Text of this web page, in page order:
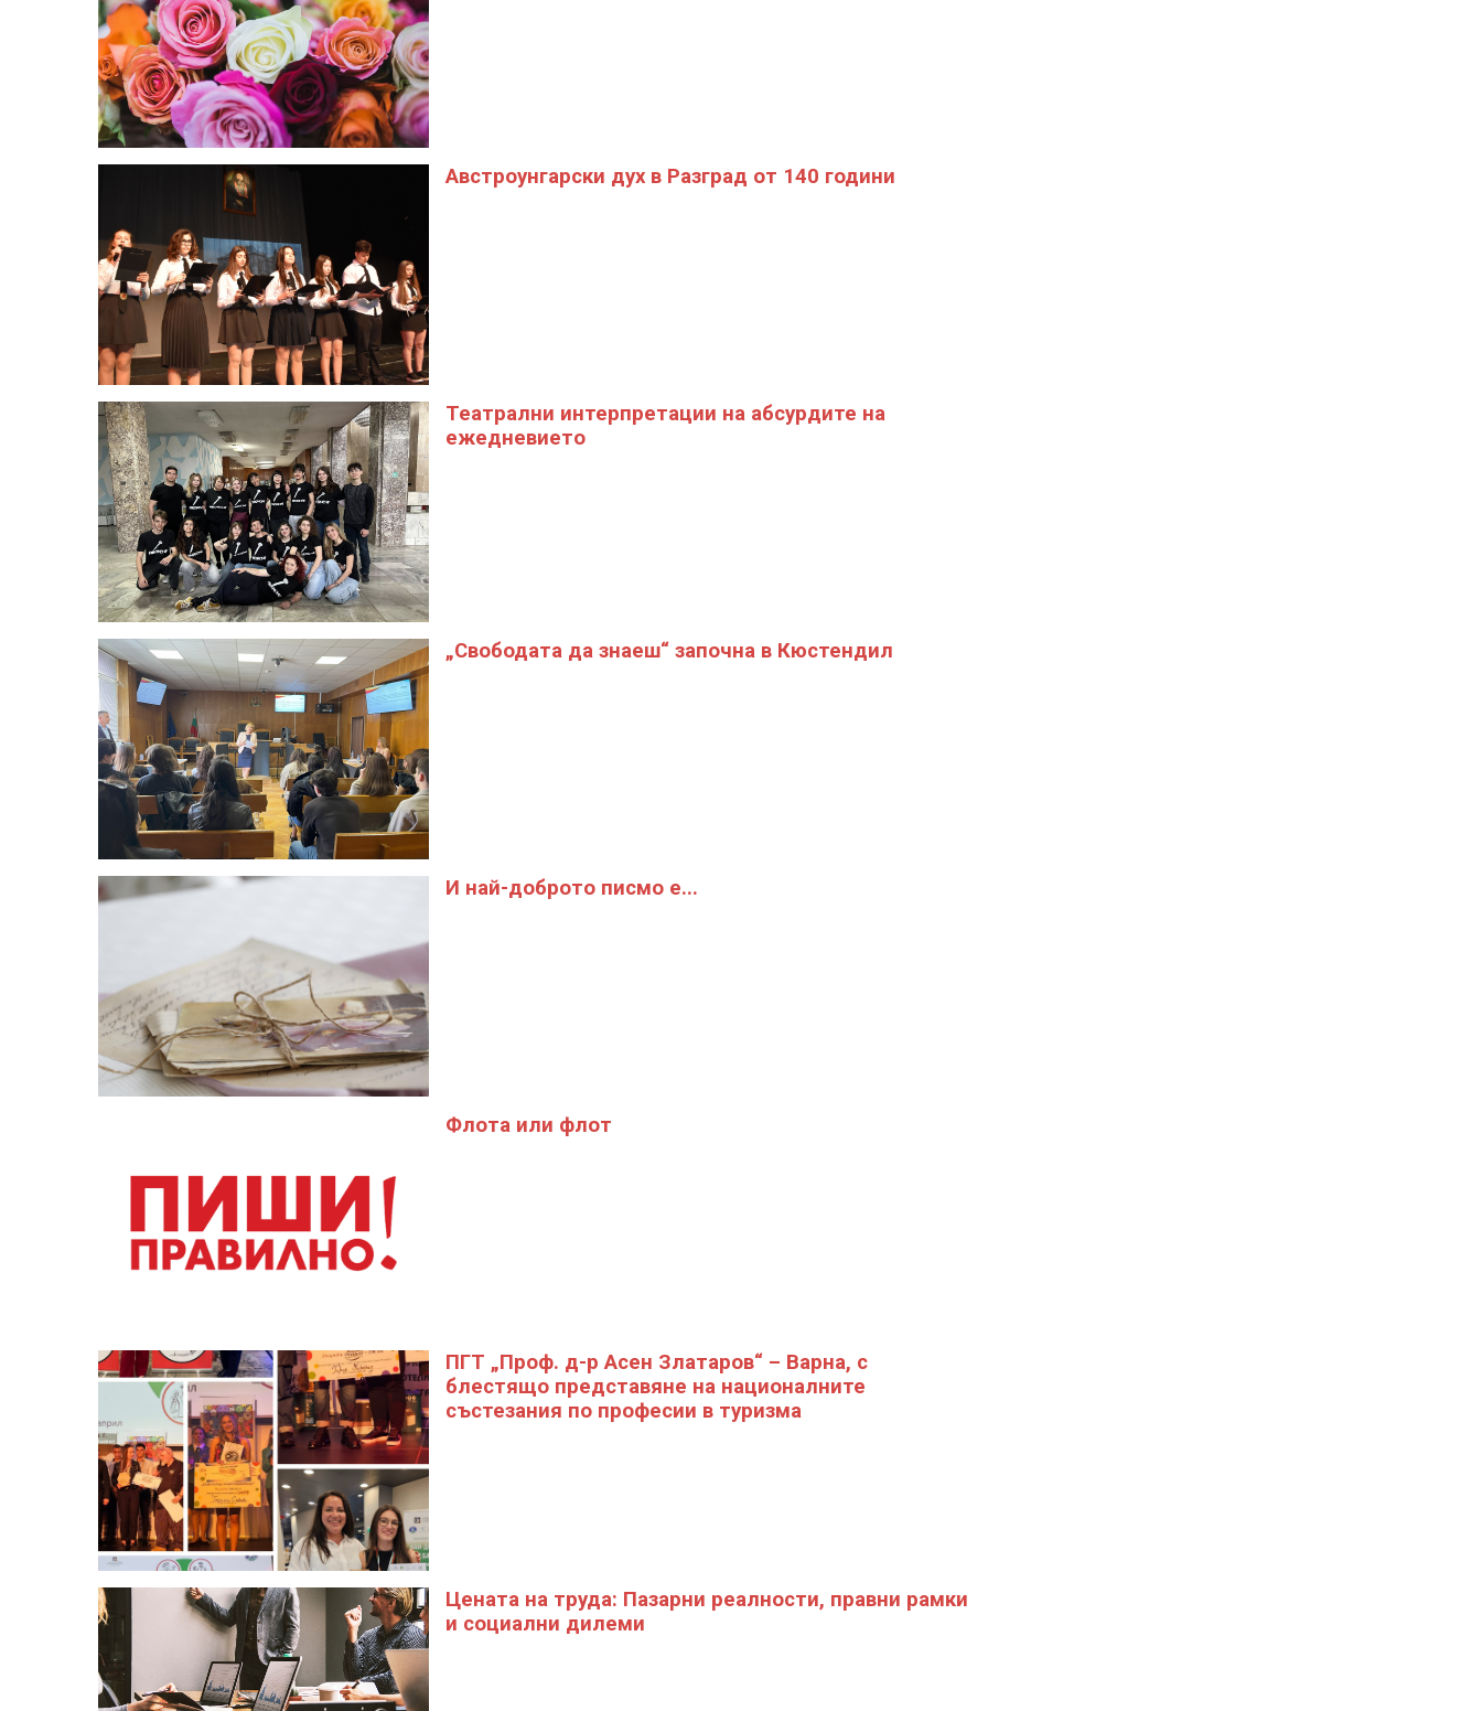
Австроунгарски дух в Разград от 140 години
Театрални интерпретации на абсурдите на
ежедневието
„Свободата да знаеш“ започна в Кюстендил
И най-доброто писмо е...
Флота или флот
ПГТ „Проф. д-р Асен Златаров“ – Варна, с
блестящо представяне на националните
състезания по професии в туризма
Цената на труда: Пазарни реалности, правни рамки
и социални дилеми